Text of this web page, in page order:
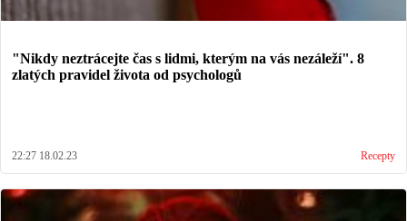
"Nikdy neztrácejte čas s lidmi, kterým na vás nezáleží". 8
zlatých pravidel života od psychologů
22:27 18.02.23 Recepty